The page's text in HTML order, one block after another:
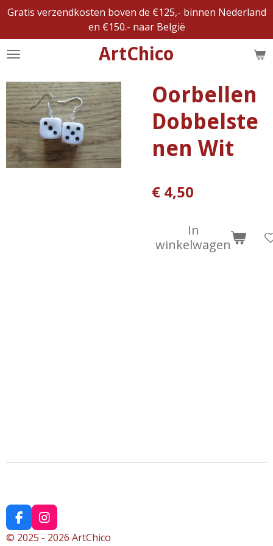
Ga
naar
de
ArtChico
Gratis verzendkosten boven de €125,- binnen Nederland
en €150.- naar België
Oorbellen
Dobbelste
nen Wit
€ 4,50
In
winkelwagen
F
a
I
n
© 2025 - 2026 ArtChico